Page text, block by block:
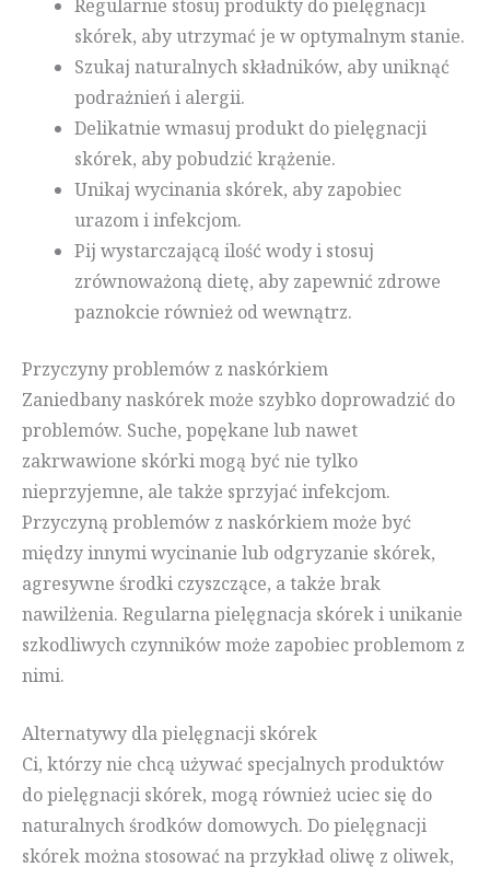
Regularnie stosuj produkty do pielęgnacji
skórek, aby utrzymać je w optymalnym stanie.
Szukaj naturalnych składników, aby uniknąć
podrażnień i alergii.
Delikatnie wmasuj produkt do pielęgnacji
skórek, aby pobudzić krążenie.
Unikaj wycinania skórek, aby zapobiec
urazom i infekcjom.
Pij wystarczającą ilość wody i stosuj
zrównoważoną dietę, aby zapewnić zdrowe
paznokcie również od wewnątrz.
Przyczyny problemów z naskórkiem
Zaniedbany naskórek może szybko doprowadzić do
problemów. Suche, popękane lub nawet
zakrwawione skórki mogą być nie tylko
nieprzyjemne, ale także sprzyjać infekcjom.
Przyczyną problemów z naskórkiem może być
między innymi wycinanie lub odgryzanie skórek,
agresywne środki czyszczące, a także brak
nawilżenia. Regularna pielęgnacja skórek i unikanie
szkodliwych czynników może zapobiec problemom z
nimi.
Alternatywy dla pielęgnacji skórek
Ci, którzy nie chcą używać specjalnych produktów
do pielęgnacji skórek, mogą również uciec się do
naturalnych środków domowych. Do pielęgnacji
skórek można stosować na przykład oliwę z oliwek,